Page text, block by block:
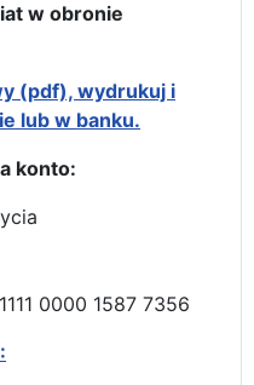
w obronie
(pdf), wydrukuj i
lub w banku.
konto:
0000 1587 7356